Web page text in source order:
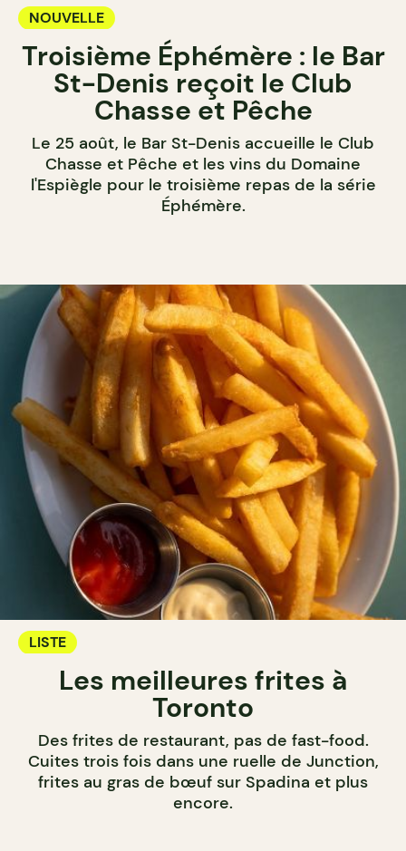
NOUVELLE
Troisième Éphémère : le Bar
St-Denis reçoit le Club
Chasse et Pêche
Le 25 août, le Bar St-Denis accueille le Club
Chasse et Pêche et les vins du Domaine
l'Espiègle pour le troisième repas de la série
Éphémère.
LISTE
Les meilleures frites à
Toronto
Des frites de restaurant, pas de fast-food.
Cuites trois fois dans une ruelle de Junction,
frites au gras de bœuf sur Spadina et plus
encore.